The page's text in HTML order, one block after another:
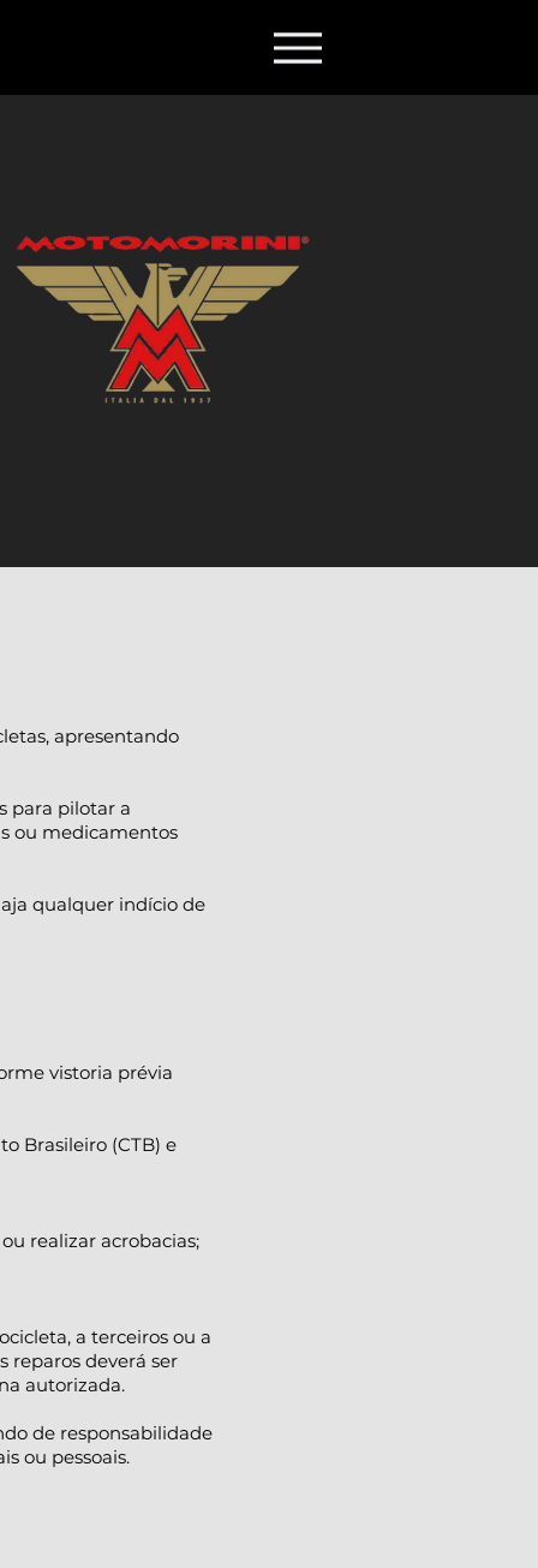
apresentando
para pilotar a
ou medicamentos
qualquer indício de
vistoria prévia
Brasileiro (CTB) e
realizar acrobacias;
a terceiros ou a
reparos deverá ser
autorizada.
de responsabilidade
ou pessoais.